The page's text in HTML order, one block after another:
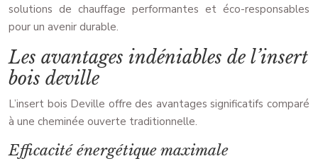
solutions de chauffage performantes et éco-responsables
pour un avenir durable.
Les avantages indéniables de l’insert
bois deville
L’insert bois Deville offre des avantages significatifs comparé
à une cheminée ouverte traditionnelle.
Efficacité énergétique maximale